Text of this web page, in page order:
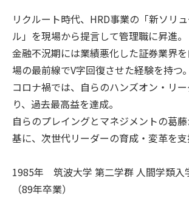
リクルート時代、HRD事業の「新ソリ
ル」を現場から提言して管理職に昇進。
金融不況期には業績悪化した証券業界
場の最前線でV字回復させた経験を持つ。
コロナ禍では、自らのハンズオン・リ
り、過去最高益を達成。
自らのプレイングとマネジメントの葛
基に、次世代リーダーの育成・変革を支
1985年 筑波大学 第二学群 人間学類
（89年卒業）